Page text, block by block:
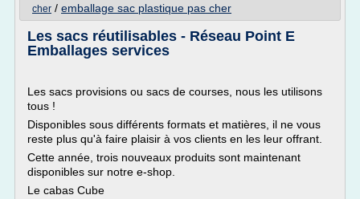
cher / emballage sac plastique pas cher
Les sacs réutilisables - Réseau Point E
Emballages services
Les sacs provisions ou sacs de courses, nous les utilisons
tous !
Disponibles sous différents formats et matières, il ne vous
reste plus qu'à faire plaisir à vos clients en les leur offrant.
Cette année, trois nouveaux produits sont maintenant
disponibles sur notre e-shop.
Le cabas Cube